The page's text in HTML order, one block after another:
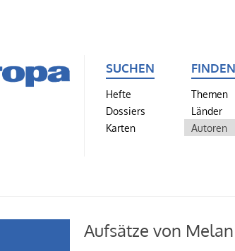
SUCHEN
Hefte
Dossiers
Karten
FINDEN
Themen
Länder
Autoren
Aufsätze von